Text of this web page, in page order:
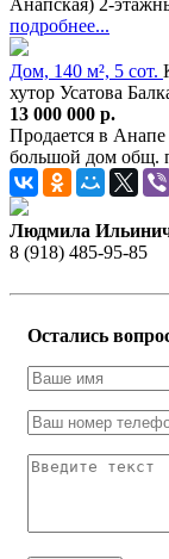
Анапская) 2-
подробнее...
Дом, 140 м², 5 сот.
хутор Усатова
13 000 000 р.
Продается в
большой дом общ.
Людмила
8 (918) 485-95-85
Остались